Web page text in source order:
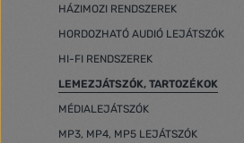
HÁZIMOZI RENDSZEREK
HORDOZHATÓ AUDIÓ LEJÁTSZÓK
HI-FI RENDSZEREK
LEMEZJÁTSZÓK, TARTOZÉKOK
MÉDIALEJÁTSZÓK
MP3, MP4, MP5 LEJÁTSZÓK